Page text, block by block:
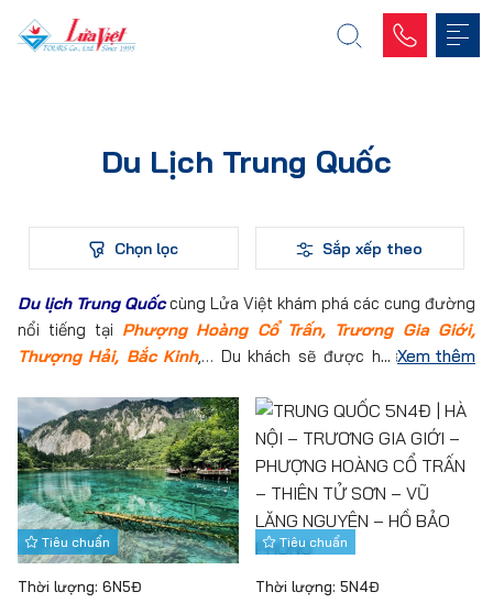
Du Lịch Trung Quốc
Chọn lọc Sắp xếp theo
Du lịch Trung Quốccùng Lửa Việt khám phá các cung đường
nổi tiếng tại Phượng Hoàng Cổ Trấn, Trương Gia Giới,
Thượng Hải, Bắc Kinh,… Du khách sẽ được hòa mình vào
đài và tòa thành cổ. Tham khảo lịch trình tour sau đây và
đăng ký tour để trải nghiệm vùng đất mới ngay hôm nay thôi.
Xem thêm
Tiêu chuẩn
Thời lượng: 6N5Đ
Tiêu chuẩn
Thời lượng: 5N4Đ